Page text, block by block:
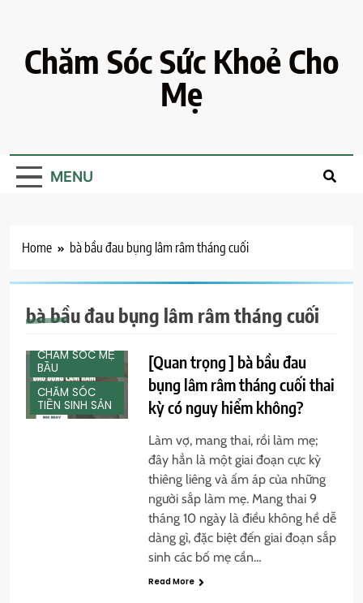
contentChăm Sóc Sức Khoẻ Cho
Mẹ
MENU
Home bà bầu đau bụng lâm râm tháng cuối
bà bầu đau bụng lâm râm tháng cuối
CHĂM SÓC MẸ
BẦU
CHĂM SÓC
TIỀN SINH SẢN
[Quan trọng ] bà bầu đau
bụng lâm râm tháng cuối thai
kỳ có nguy hiểm không?
Làm vợ, mang thai, rồi làm mẹ;
đây hẳn là một giai đoạn cực kỳ
thiêng liêng và ấm áp của những
người sắp làm mẹ. Mang thai 9
tháng 10 ngày là điều không hề dễ
dàng gì, đặc biệt đến giai đoạn sắp
sinh các bố mẹ cần…
Read More